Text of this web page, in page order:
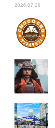
る”...
2026.07.28